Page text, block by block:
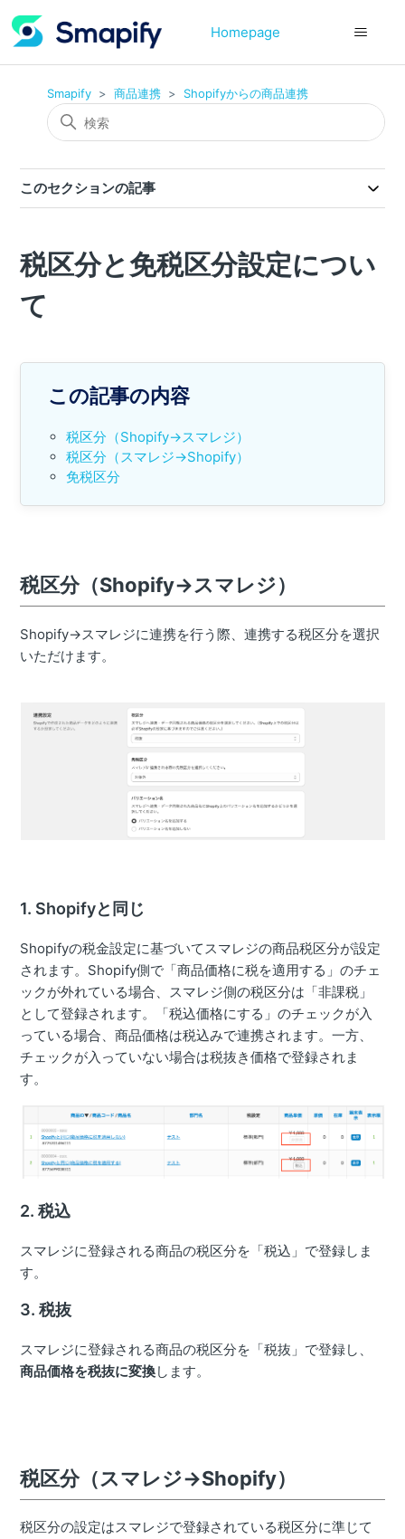
Homepage
Smapify 商品連携 Shopifyからの商品連携
このセクションの記事
税区分と免税区分設定につい
て
この記事の内容
税区分（Shopify→スマレジ）
税区分（スマレジ→Shopify）
免税区分
税区分（Shopify→スマレジ）
Shopify→スマレジに連携を行う際、連携する税区分を選択
いただけます。
1. Shopifyと同じ
Shopifyの税金設定に基づいてスマレジの商品税区分が設定
されます。Shopify側で「商品価格に税を適用する」のチェ
ックが外れている場合、スマレジ側の税区分は「非課税」
として登録されます。「税込価格にする」のチェックが入
っている場合、商品価格は税込みで連携されます。一方、
チェックが入っていない場合は税抜き価格で登録されま
す。
2. 税込
スマレジに登録される商品の税区分を「税込」で登録しま
す。
3. 税抜
スマレジに登録される商品の税区分を「税抜」で登録し、
商品価格を税抜に変換します。
税区分（スマレジ→Shopify）
税区分の設定はスマレジで登録されている税区分に準じて